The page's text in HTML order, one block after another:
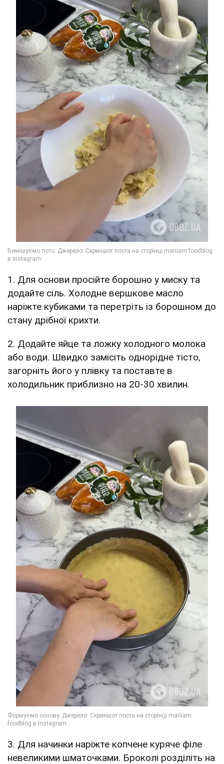
1. Для основи просійте борошно у миску та
додайте сіль. Холодне вершкове масло
наріжте кубиками та перетріть із борошном до
стану дрібної крихти.
2. Додайте яйце та ложку холодного молока
або води. Швидко замісіть однорідне тісто,
загорніть його у плівку та поставте в
холодильник приблизно на 20-30 хвилин.
3. Для начинки наріжте копчене куряче філе
невеликими шматочками. Броколі розділіть на